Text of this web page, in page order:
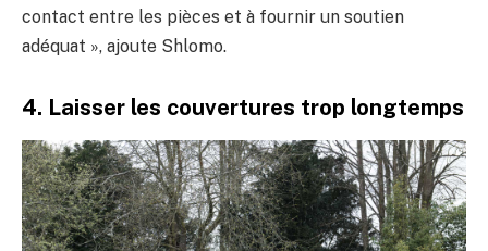
contact entre les pièces et à fournir un soutien
adéquat », ajoute Shlomo.
4. Laisser les couvertures trop longtemps